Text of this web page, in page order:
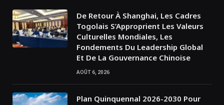
De Retour À Shanghai, Les Cadres
Togolais S’Approprient Les Valeurs
Culturelles Mondiales, Les
Fondements Du Leadership Global
Et De La Gouvernance Chinoise
AOÛT 6, 2026
Plan Quinquennal 2026-2030 Pour